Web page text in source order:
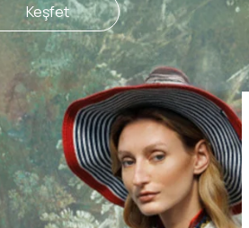
Keşfet